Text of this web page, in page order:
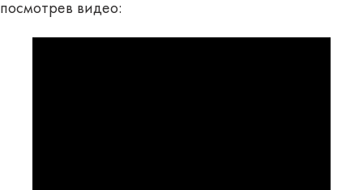
посмотрев видео: